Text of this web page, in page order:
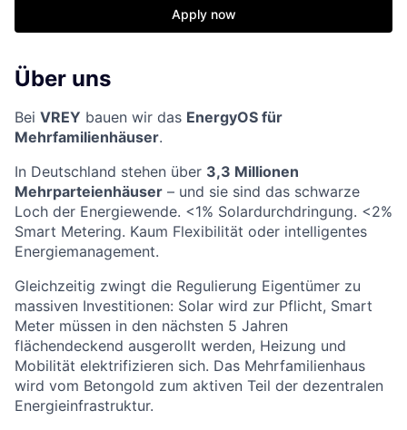
Apply now
Über uns
Bei VREY bauen wir das EnergyOS für
Mehrfamilienhäuser.
In Deutschland stehen über 3,3 Millionen
Mehrparteienhäuser – und sie sind das schwarze
Loch der Energiewende. <1% Solardurchdringung. <2%
Smart Metering. Kaum Flexibilität oder intelligentes
Energiemanagement.
Gleichzeitig zwingt die Regulierung Eigentümer zu
massiven Investitionen: Solar wird zur Pflicht, Smart
Meter müssen in den nächsten 5 Jahren
flächendeckend ausgerollt werden, Heizung und
Mobilität elektrifizieren sich. Das Mehrfamilienhaus
wird vom Betongold zum aktiven Teil der dezentralen
Energieinfrastruktur.